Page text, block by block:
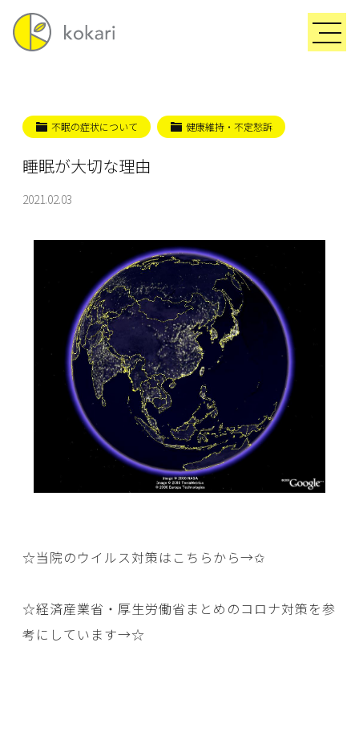
不眠の症状について 健康維持・不定愁訴
睡眠が大切な理由
2021.02.03
☆当院のウイルス対策はこちらから→✩
☆経済産業省・厚生労働省まとめのコロナ対策を参
考にしています→☆